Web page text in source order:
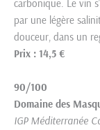
carbonique. Le vin
par une légère
douceur, dans un
Prix : 14,5 €
90/100
Domaine des
IGP Méditerranée